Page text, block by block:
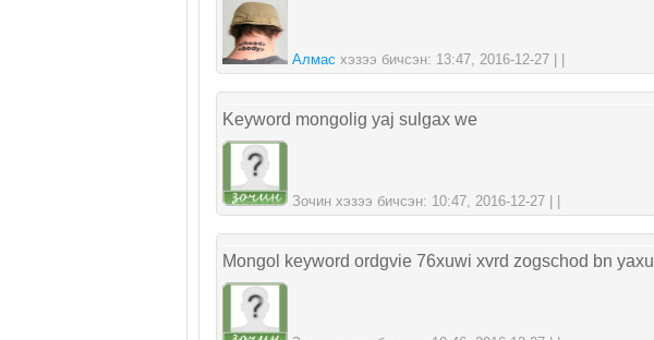
Алмас хэзээ бичсэн: 13:47, 2016-12-27 | |
Keyword mongolig yaj sulgax we
Зочин хэзээ бичсэн: 10:47, 2016-12-27 | |
Mongol keyword ordgvie 76xuwi xvrd zogschod bn yaxu